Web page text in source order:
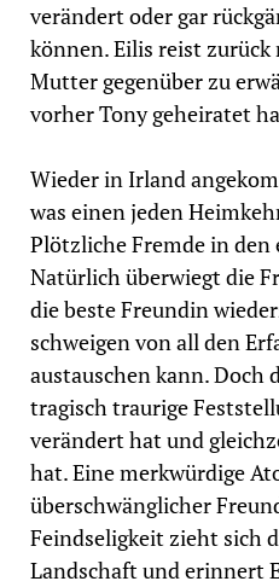
verändert oder gar
können. Eilis reist
Mutter gegenüber zu
vorher Tony geheiratet
Wieder in Irland
was einen jeden
Plötzliche Fremde in den
Natürlich überwiegt die
die beste Freundin
schweigen von all den
austauschen kann. Doch
tragisch traurige
verändert hat und
hat. Eine merkwürdige
überschwänglicher
Feindseligkeit zieht sich
Landschaft und erinnert